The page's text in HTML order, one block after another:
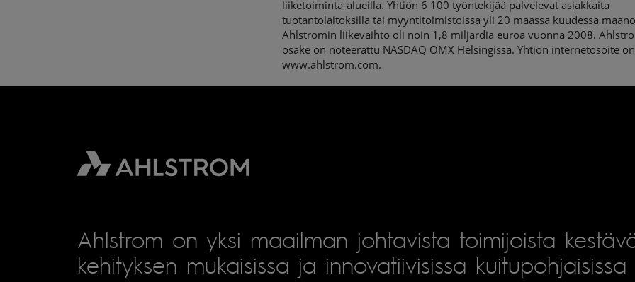
liiketoiminta-alueilla. Yhtiön 6 100 työntekijää palvelevat asiakkaita
tuotantolaitoksilla tai myyntitoimistoissa yli 20 maassa kuudessa
Ahlstromin liikevaihto oli noin 1,8 miljardia euroa vuonna 2008.
osake on noteerattu NASDAQ OMX Helsingissä. Yhtiön internetosoite on
www.ahlstrom.com.
Ahlstrom on yksi maailman johtavista toimijoista
kehityksen mukaisissa ja innovatiivisissa kuitupohjaisissa